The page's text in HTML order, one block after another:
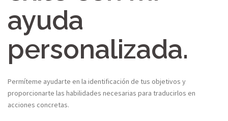
ayuda
personalizada.
Permíteme ayudarte en la identificación de tus objetivos y
proporcionarte las habilidades necesarias para traducirlos en
acciones concretas.